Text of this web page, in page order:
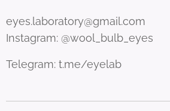
eyes.laboratory@gmail.com
Instagram: @wool_bulb_eyes
Telegram: t.me/eyelab